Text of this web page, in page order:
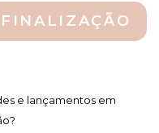
e lançamentos em